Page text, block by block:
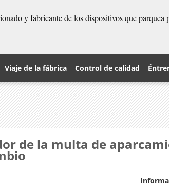
y fabricante de los dispositivos que parquea
Viaje de la fábrica Control de calidad
de la multa de